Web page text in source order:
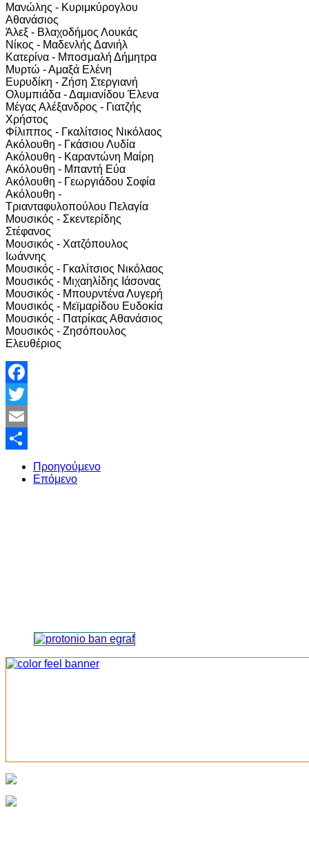
Μανώλης - Κυριμκύρογλου
Αθανάσιος
Άλεξ - Βλαχοδήμος Λουκάς
Νίκος - Μαδενλής Δανιήλ
Κατερίνα - Μποσμαλή Δήμητρα
Μυρτώ - Αμαξά Ελένη
Ευρυδίκη - Ζήση Στεργιανή
Ολυμπιάδα - Δαμιανίδου Έλενα
Μέγας Αλέξανδρος - Γιατζής
Χρήστος
Φίλιππος - Γκαλίτσιος Νικόλαος
Ακόλουθη - Γκάσιου Λυδία
Ακόλουθη - Καραντώνη Μαίρη
Ακόλουθη - Μπαντή Εύα
Ακόλουθη - Γεωργιάδου Σοφία
Ακόλουθη -
Τριανταφυλοπούλου Πελαγία
Μουσικός - Σκεντερίδης
Στέφανος
Μουσικός - Χατζόπουλος
Ιωάννης
Μουσικός - Γκαλίτσιος Νικόλαος
Μουσικός - Μιχαηλίδης Ιάσονας
Μουσικός - Μπουρντένα Λυγερή
Μουσικός - Μεϊμαρίδου Ευδοκία
Μουσικός - Πατρίκας Αθανάσιος
Μουσικός - Ζησόπουλος
Ελευθέριος
Facebook
Twitter
Email
Share
Προηγούμενο
Επόμενο